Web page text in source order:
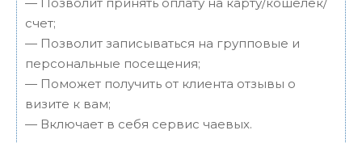
— Позволит принять оплату на карту/кошелек/
счет;
— Позволит записываться на групповые и
персональные посещения;
— Поможет получить от клиента отзывы о
визите к вам;
— Включает в себя сервис чаевых.